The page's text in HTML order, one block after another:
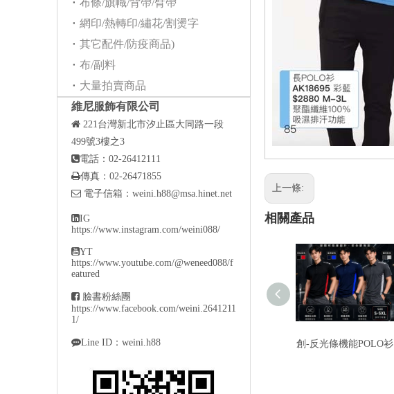
布條/旗幟/背帶/臂帶
網印/熱轉印/繡花/割燙字
其它配件/防疫商品)
布/副料
大量拍賣商品
維尼服飾有限公司
 221台灣新北市汐止區大同路一段
499號3樓之3
電話：02-26412111
傳真：02-26471855
 電子信箱： weini.h88@msa.hinet.net
IG
https://www.instagram.com/weini088/
YT
https://www.youtube.com/@weneed088/f
eatured
 臉書粉絲團
https://www.facebook.com/weini.2641211
1/
Line ID：weini.h88
上一條:
相關產品
創-反光條機能POLO衫